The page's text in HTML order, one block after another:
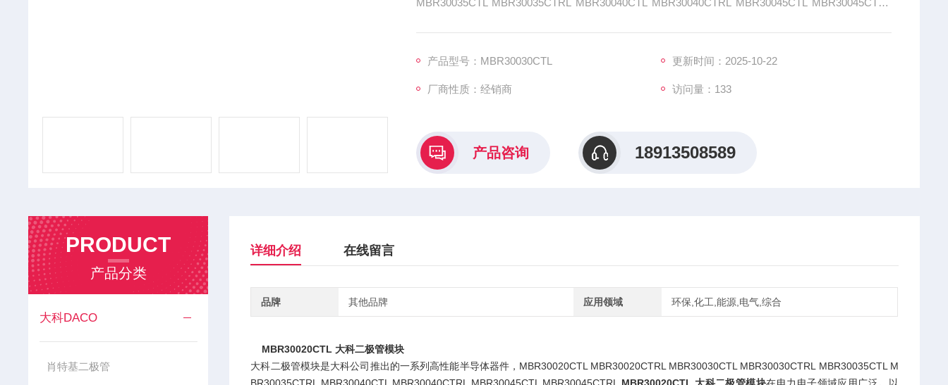
MBR30035CTL MBR30035CTRL MBR30040CTL MBR30040CTRL MBR30045CTL MBR30045CTRL
产品型号：MBR30030CTL 更新时间：2025-10-22
厂商性质：经销商 访问量：133
产品咨询 18913508589
PRODUCT
产品分类
大科DACO
肖特基二极管
详细介绍 在线留言
品牌 其他品牌 应用领域 环保,化工,能源,电气,综合
MBR30020CTL 大科二极管模块
大科二极管模块是大科公司推出的一系列高性能半导体器件，MBR30020CTL MBR30020CTRL MBR30030CTL MBR30030CTRL MBR30035CTL M